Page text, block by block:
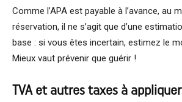
Comme l’APA est payable à l’avance, au
réservation, il ne s’agit que d’une
base : si vous êtes incertain, estimez le
Mieux vaut prévenir que guérir !
TVA et autres taxes à